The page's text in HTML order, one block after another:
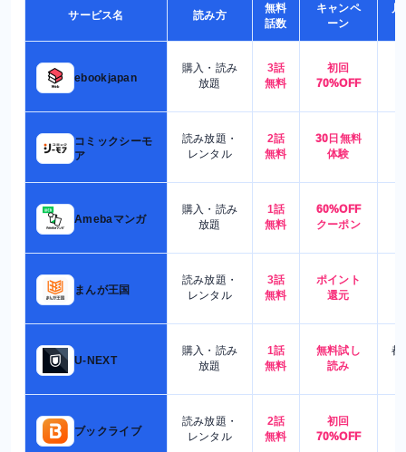
サービス名 読み方
無料
話数
キャンペ
ーン
月
ebookjapan
購入・読み
放題
3話
無料
初回
70%OFF
コミックシーモ
ア
読み放題・
レンタル
2話
無料
30日無料
体験
Amebaマンガ
購入・読み
放題
1話
無料
60%OFF
クーポン
まんが王国
読み放題・
レンタル
3話
無料
ポイント
還元
U-NEXT
購入・読み
放題
1話
無料
無料試し
読み
都
ブックライブ
読み放題・
レンタル
2話
無料
初回
70%OFF